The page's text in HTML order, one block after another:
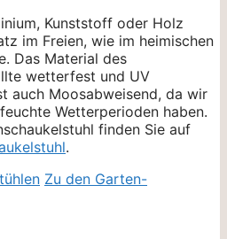
Kunststoff oder Holz
im Freien, wie im heimischen
Das Material des
wetterfest und UV
auch Moosabweisend, da wir
Wetterperioden haben.
finden Sie auf
.
Zu den Garten-